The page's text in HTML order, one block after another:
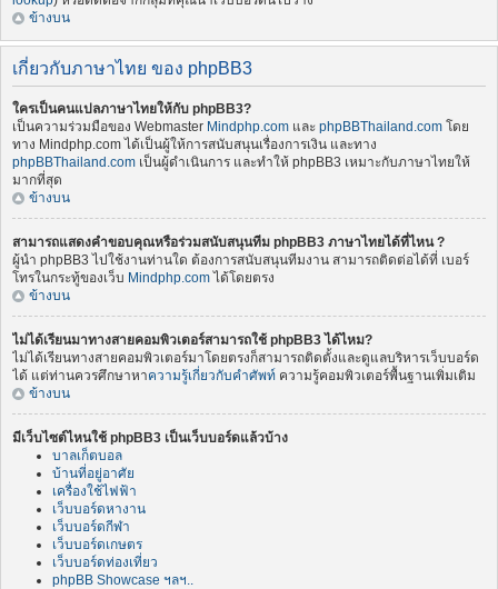
ข้างบน
เกี่ยวกับภาษาไทย ของ phpBB3
ใครเป็นคนแปลภาษาไทยให้กับ phpBB3?
เป็นความร่วมมือของ Webmaster Mindphp.com และ phpBBThailand.com โดย
ทาง Mindphp.com ได้เป็นผู้ให้การสนับสนุนเรื่องการเงิน และทาง
phpBBThailand.com เป็นผู้ดำเนินการ และทำให้ phpBB3 เหมาะกับภาษาไทยให้
มากที่สุด
ข้างบน
สามารถแสดงคำขอบคุณหรือร่วมสนับสนุนทีม phpBB3 ภาษาไทยได้ที่ไหน ?
ผู้นำ phpBB3 ไปใช้งานท่านใด ต้องการสนับสนุนทีมงาน สามารถติดต่อได้ที่ เบอร์
โทรในกระทู้ของเว็บ Mindphp.com ได้โดยตรง
ข้างบน
ไม่ได้เรียนมาทางสายคอมพิวเตอร์สามารถใช้ phpBB3 ได้ไหม?
ไม่ได้เรียนทางสายคอมพิวเตอร์มาโดยตรงก็สามารถติดตั้งและดูแลบริหารเว็บบอร์ด
ได้ แต่ท่านควรศึกษาหาความรู้เกี่ยวกับคำศัพท์ ความรู้คอมพิวเตอร์พื้นฐานเพิ่มเติม
ข้างบน
มีเว็บไซต์ไหนใช้ phpBB3 เป็นเว็บบอร์ดแล้วบ้าง
บาลเก็ตบอล
บ้านที่อยู่อาศัย
เครื่องใช้ไฟฟ้า
เว็บบอร์ดหางาน
เว็บบอร์ดกีฬา
เว็บบอร์ดเกษตร
เว็บบอร์ดท่องเที่ยว
phpBB Showcase ฯลฯ..